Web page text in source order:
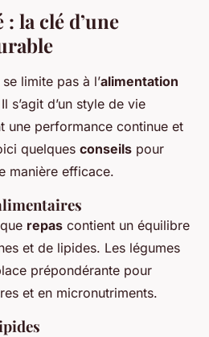
la clé d’une
se limite pas à l’alimentation
s’agit d’un style de vie
une performance continue et
quelques conseils pour
manière efficace.
repas contient un équilibre
et de lipides. Les légumes
prépondérante pour
et en micronutriments.